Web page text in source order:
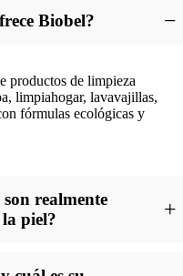
Biobel?
productos de limpieza
limpiahogar, lavavajillas,
fórmulas ecológicas y
realmente
piel?
ingredientes naturales de